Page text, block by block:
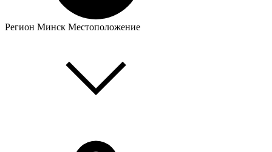
Регион Минск Местоположение